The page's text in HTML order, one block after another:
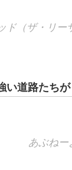
ド（ザ・リー
い道路たちが
あぶね